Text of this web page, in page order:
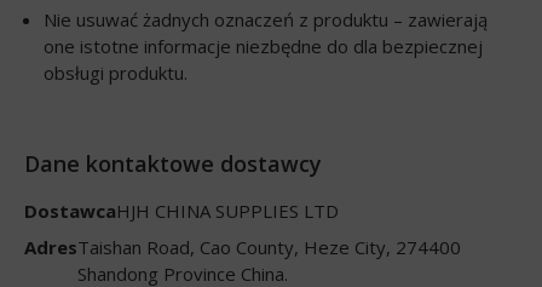
Nie usuwać żadnych oznaczeń z produktu – zawierają
one istotne informacje niezbędne do dla bezpiecznej
obsługi produktu.
Dane kontaktowe dostawcy
DostawcaHJH CHINA SUPPLIES LTD
AdresTaishan Road, Cao County, Heze City, 274400
Shandong Province China.